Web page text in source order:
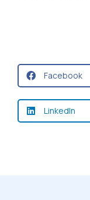
Facebook
LinkedIn